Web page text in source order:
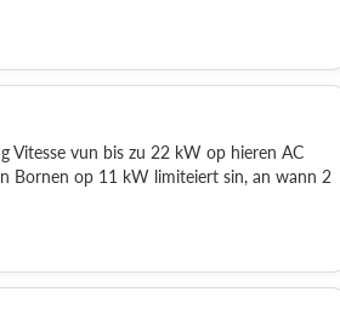
Vitesse vun bis zu 22 kW op hieren AC
Bornen op 11 kW limiteiert sin, an wann 2